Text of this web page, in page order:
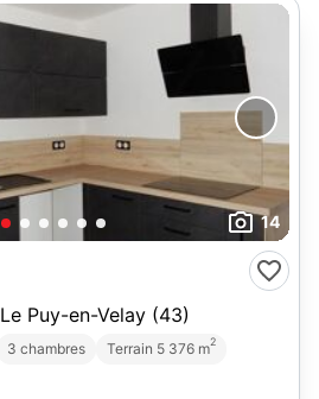
14
Le Puy-en-Velay (43)
3 chambres Terrain 5 376 m2